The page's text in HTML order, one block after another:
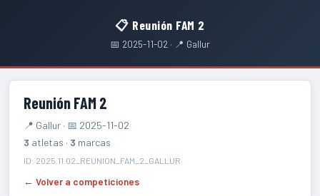
📋 Reunión FAM 2
📅 2025-11-02 · 📍 Gallur
Reunión FAM 2
📍 Gallur · 📅 2025-11-02
3 atletas · 3 marcas
ID: 2025.11.02_REUNION_FAM_2_GALLUR
← Volver a competiciones